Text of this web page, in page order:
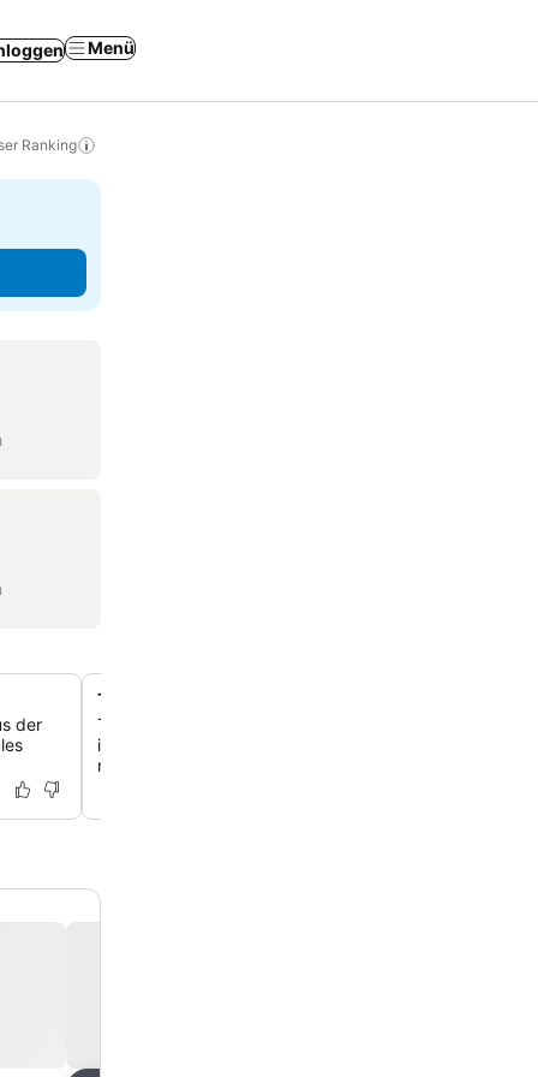
Menü
Ranking
der
Traditionelle Trulli-Steingebäude
Tauche ein in die einzigartige apulische Atmosphäre
in traditionellen Trulli-Steingebäuden, die dir ein
regionales Erlebnis bieten.